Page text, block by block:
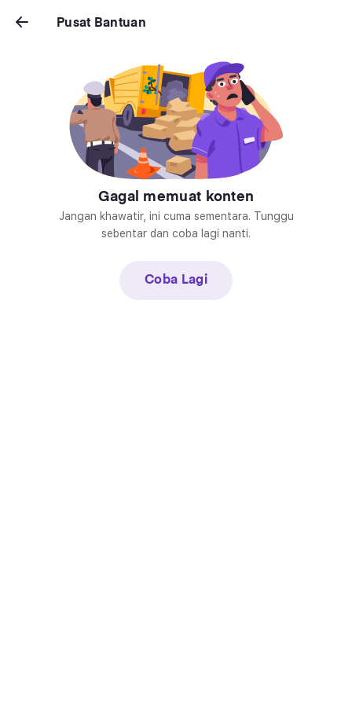
Pusat Bantuan
Pusat Bantuan
Gagal memuat konten
Jangan khawatir, ini cuma sementara. Tunggu
sebentar dan coba lagi nanti.
Coba Lagi